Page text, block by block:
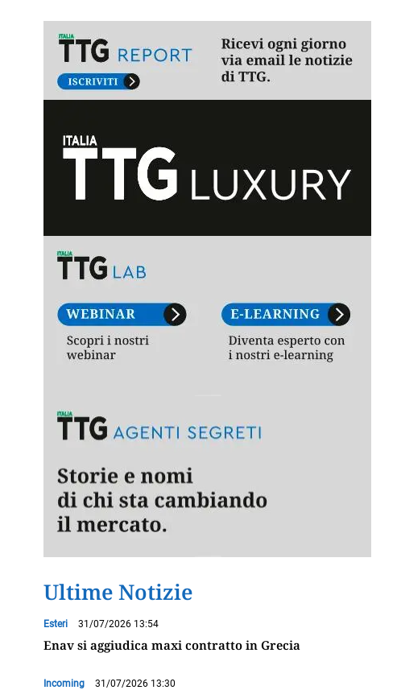
Ultime Notizie
Esteri 31/07/2026 13:54
Enav si aggiudica maxi contratto in Grecia
Incoming 31/07/2026 13:30